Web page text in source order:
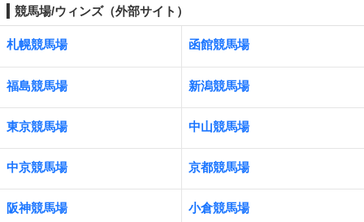
競馬場/ウィンズ（外部サイト）
札幌競馬場 函館競馬場
福島競馬場 新潟競馬場
東京競馬場 中山競馬場
中京競馬場 京都競馬場
阪神競馬場 小倉競馬場